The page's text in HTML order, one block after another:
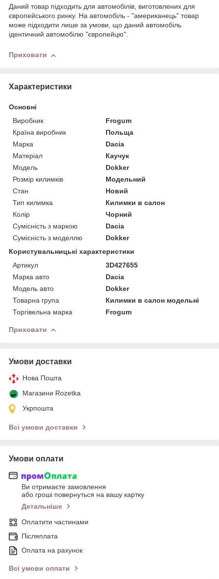
Даний товар підходить для автомобілів, виготовлених для
європейського ринку. На автомобіль - "американець" товар
може підходити лише за умови, що даний автомобіль
ідентичний автомобілю "європейцю".
Приховати
Характеристики
Основні
Виробник
Frogum
Країна виробник
Польща
Марка
Dacia
Матеріал
Каучук
Модель
Dokker
Розмір килимків
Модельний
Стан
Новий
Тип килимка
Килимки в салон
Колір
Чорний
Сумісність з маркою
Dacia
Сумісність з моделлю
Dokker
Користувальницькі характеристики
Артикул
3D427655
Марка авто
Dacia
Модель авто
Dokker
Товарна група
Килимки в салон модельні
Торгівельна марка
Frogum
Приховати
Умови доставки
Нова Пошта
Магазини Rozetka
Укрпошта
Всі умови доставки
Умови оплати
Ви отримаєте замовлення
або гроші повернуться на вашу картку
Детальніше
Оплатити частинами
Післяплата
Оплата на рахунок
Всі умови оплати